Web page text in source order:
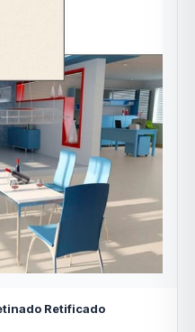
Retificado